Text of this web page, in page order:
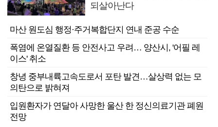
되살아난다
마산 원도심 행정·주거복합단지 연내 준공 수순
폭염에 온열질환 등 안전사고 우려… 양산시, '어필 레
이스' 취소
창녕 중부내륙고속도로서 포탄 발견…살상력 없는 모
의탄으로 밝혀져
입원환자가 연달아 사망한 울산 한 정신의료기관 폐원
전망